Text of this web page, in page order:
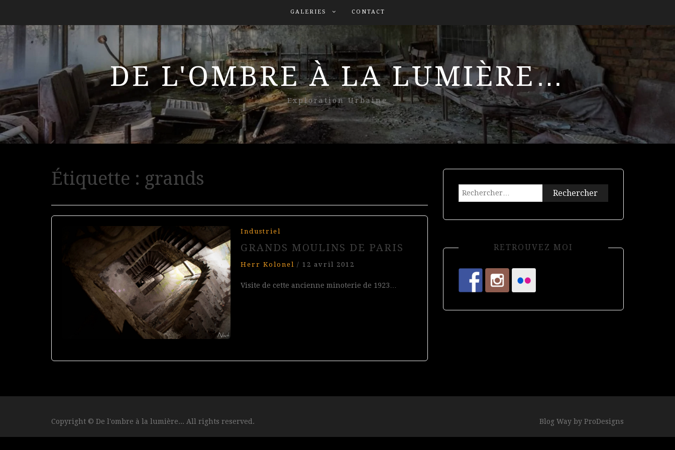
GALERIES CONTACT
DE L'OMBRE À LA LUMIÈRE…
Exploration Urbaine
Étiquette : grands
Industriel
GRANDS MOULINS DE PARIS
Herr Kolonel / 12 avril 2012
Visite de cette ancienne minoterie de 1923…
Rechercher :
RETROUVEZ MOI
Copyright © De l'ombre à la lumière... All rights reserved. Blog Way by ProDesigns